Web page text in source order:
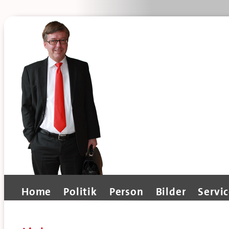
Home Politik Person Bilder